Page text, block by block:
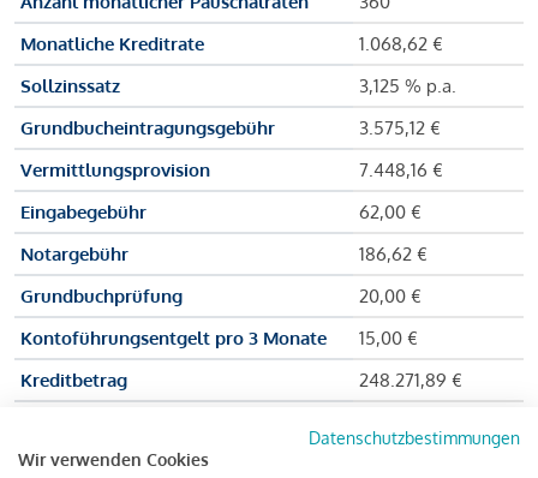
Monatliche Kreditrate
1.068,62 €
Sollzinssatz
3,125 % p.a.
Grundbucheintragungsgebühr
3.575,12 €
Vermittlungsprovision
7.448,16 €
Eingabegebühr
62,00 €
Notargebühr
186,62 €
Grundbuchprüfung
20,00 €
Kontoführungsentgelt pro 3 Monate
15,00 €
Kreditbetrag
248.271,89 €
Zu zahlender Gesamtbetrag
Datenschutzbestimmungen
Wir verwenden Cookies